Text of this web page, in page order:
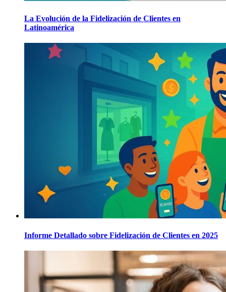
La Evolución de la Fidelización de Clientes en
Latinoamérica
Informe Detallado sobre Fidelización de Clientes en 2025